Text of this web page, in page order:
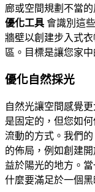
廊或空間規劃不當
優化工具 會識別這
牆壁以創建步入式
區。目標是讓您家
優化自然採光
自然光讓空間感覺
是固定的，但您如
流動的方式。我們
的佈局，例如創建
益於陽光的地方。
什麼要滿足於一個黑